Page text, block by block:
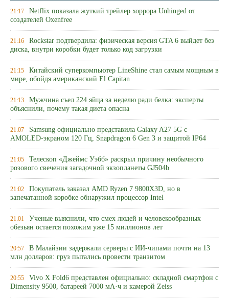
21:17 Netflix показала жуткий трейлер хоррора Unhinged от
создателей Oxenfree
21:16 Rockstar подтвердила: физическая версия GTA 6 выйдет без
диска, внутри коробки будет только код загрузки
21:15 Китайский суперкомпьютер LineShine стал самым мощным в
мире, обойдя американский El Capitan
21:13 Мужчина съел 224 яйца за неделю ради белка: эксперты
объяснили, почему такая диета опасна
21:07 Samsung официально представила Galaxy A27 5G с
AMOLED-экраном 120 Гц, Snapdragon 6 Gen 3 и защитой IP64
21:05 Телескоп «Джеймс Уэбб» раскрыл причину необычного
розового свечения загадочной экзопланеты GJ504b
21:02 Покупатель заказал AMD Ryzen 7 9800X3D, но в
запечатанной коробке обнаружил процессор Intel
21:01 Ученые выяснили, что смех людей и человекообразных
обезьян остается похожим уже 15 миллионов лет
20:57 В Малайзии задержали серверы с ИИ-чипами почти на 13
млн долларов: груз пытались провести транзитом
20:55 Vivo X Fold6 представлен официально: складной смартфон с
Dimensity 9500, батареей 7000 мА·ч и камерой Zeiss